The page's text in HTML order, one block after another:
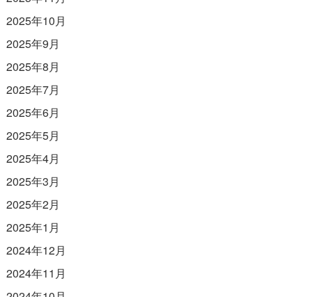
2025年10月
2025年9月
2025年8月
2025年7月
2025年6月
2025年5月
2025年4月
2025年3月
2025年2月
2025年1月
2024年12月
2024年11月